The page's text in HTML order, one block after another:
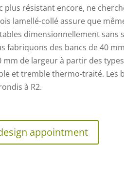
plus résistant encore, ne
lamellé-collé assure que
dimensionnellement sans
fabriquons des bancs de 40 mm
mm de largeur à partir des
et tremble thermo-traité. Les
à R2.
appointment